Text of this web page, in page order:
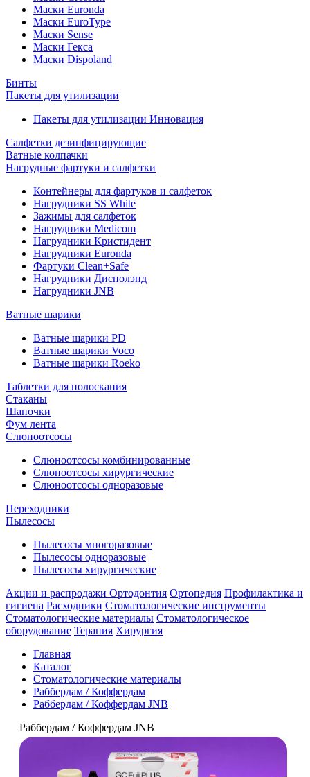
Маски Euronda
Маски EuroType
Маски Sense
Маски Гекса
Маски Dispoland
Бинты
Пакеты для утилизации
Пакеты для утилизации Инновация
Салфетки дезинфицирующие
Ватные колпачки
Нагрудные фартуки и салфетки
Контейнеры для фартуков и салфеток
Нагрудники SS White
Зажимы для салфеток
Нагрудники Medicom
Нагрудники Кристидент
Нагрудники Euronda
Фартуки Clean+Safe
Нагрудники Дисполэнд
Нагрудники JNB
Ватные шарики
Ватные шарики PD
Ватные шарики Voco
Ватные шарики Roeko
Таблетки для полоскания
Стаканы
Шапочки
Фум лента
Слюноотсосы
Слюноотсосы комбинированные
Слюноотсосы хирургические
Слюноотсосы одноразовые
Переходники
Пылесосы
Пылесосы многоразовые
Пылесосы одноразовые
Пылесосы хирургические
Акции и распродажи Ортодонтия Ортопедия Профилактика и
гигиена Расходники Стоматологические инструменты
Стоматологические материалы Стоматологическое
оборудование Терапия Хирургия
Главная
Каталог
Стоматологические материалы
Раббердам / Коффердам
Раббердам / Коффердам JNB
Раббердам / Коффердам JNB